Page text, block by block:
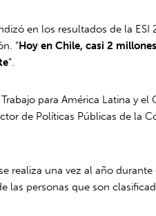
en los resultados de la ESI
“Hoy en Chile, casi 2
“.
para América Latina y el
de Políticas Públicas de la
realiza una vez al año
las personas que son